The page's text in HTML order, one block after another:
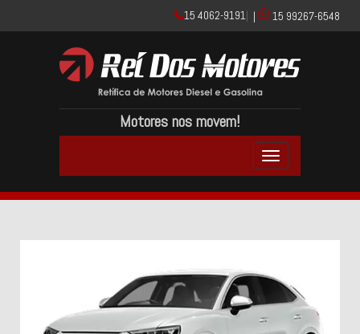
15 4062-9191| | 15 99267-6548
Motores nos movem!